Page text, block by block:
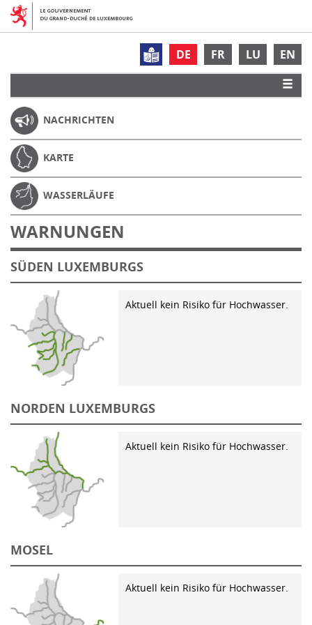
DE FR LU EN
NACHRICHTEN
KARTE
WASSERLÄUFE
WARNUNGEN
SÜDEN LUXEMBURGS
Aktuell kein Risiko für Hochwasser.
NORDEN LUXEMBURGS
Aktuell kein Risiko für Hochwasser.
MOSEL
Aktuell kein Risiko für Hochwasser.